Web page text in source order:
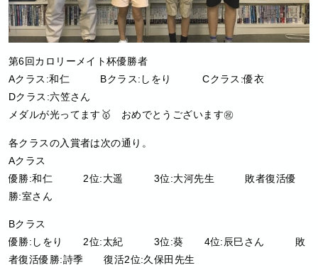
第6回カロリーメイト杯優勝者
Aクラス:和仁 Bクラス:しをり Cクラス:優衣
Dクラス:六笠さん
メダルが光ってます 🥇 おめでとうございます㊗️
各クラスの入賞者は次の通り。
Aクラス
優勝:和仁 2位:大遥 3位:大河先生 敗者復活優
勝:室さん
Bクラス
優勝:しをり 2位:太紀 3位:葵 4位:辰巳さん 敗
者復活優勝:詩季 復活2位:久保田先生